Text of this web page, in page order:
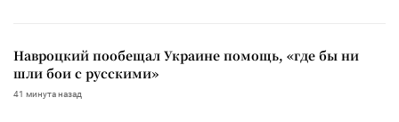
Навроцкий пообещал Украине помощь, «где бы ни
шли бои с русскими»
41 минута назад